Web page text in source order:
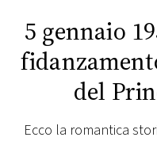
RADIO
WEB
PLAYLIST
5 gennaio
del
Ecco la romantica